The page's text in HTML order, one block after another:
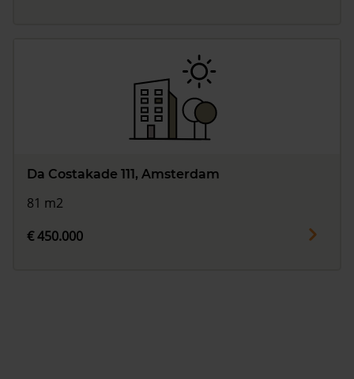
Da Costakade 111, Amsterdam
81 m2
€ 450.000